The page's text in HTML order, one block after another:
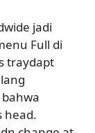
jadi
Full di
traydapt
head.